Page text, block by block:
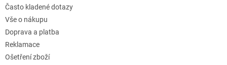
Často kladené dotazy
Vše o nákupu
Doprava a platba
Reklamace
Ošetření zboží